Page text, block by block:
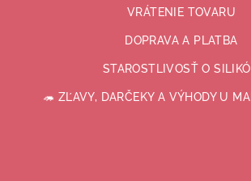
VRÁTENIE TOVARU
DOPRAVA A PLATBA
STAROSTLIVOSŤ O
🦔 ZĽAVY, DARČEKY A VÝHODY U